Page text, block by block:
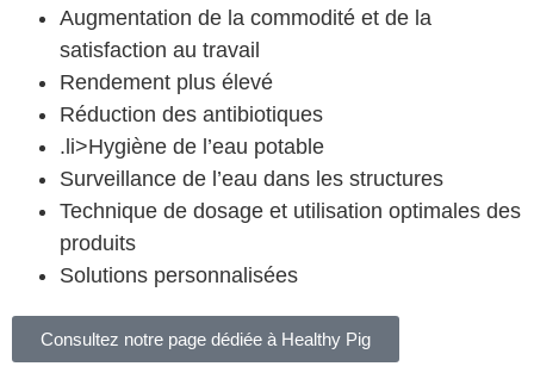
Augmentation de la commodité et de la
satisfaction au travail
Rendement plus élevé
Réduction des antibiotiques
.li>Hygiène de l’eau potable
Surveillance de l’eau dans les structures
Technique de dosage et utilisation optimales des
produits
Solutions personnalisées
Consultez notre page dédiée à Healthy Pig